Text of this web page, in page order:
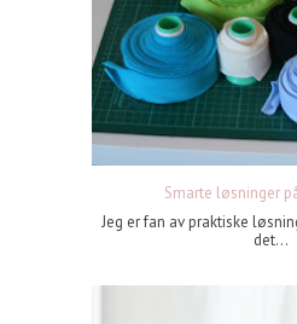
Smarte løsninger
Jeg er fan av praktiske
det...